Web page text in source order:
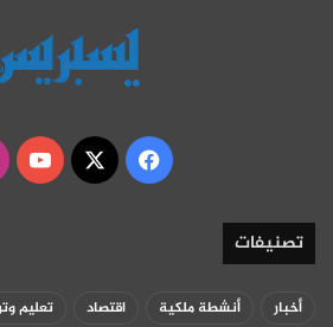
فيسبوك
‫X
تصنيفات
أخبار أنشطة ملكية اقتصاد تعليم